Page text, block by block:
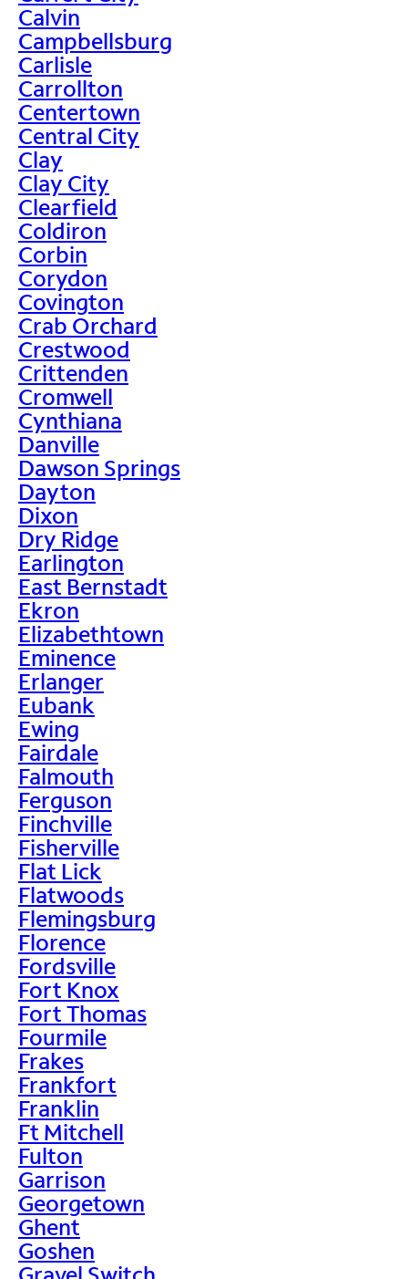
Calvin
Campbellsburg
Carlisle
Carrollton
Centertown
Central City
Clay
Clay City
Clearfield
Coldiron
Corbin
Corydon
Covington
Crab Orchard
Crestwood
Crittenden
Cromwell
Cynthiana
Danville
Dawson Springs
Dayton
Dixon
Dry Ridge
Earlington
East Bernstadt
Ekron
Elizabethtown
Eminence
Erlanger
Eubank
Ewing
Fairdale
Falmouth
Ferguson
Finchville
Fisherville
Flat Lick
Flatwoods
Flemingsburg
Florence
Fordsville
Fort Knox
Fort Thomas
Fourmile
Frakes
Frankfort
Franklin
Ft Mitchell
Fulton
Garrison
Georgetown
Ghent
Goshen